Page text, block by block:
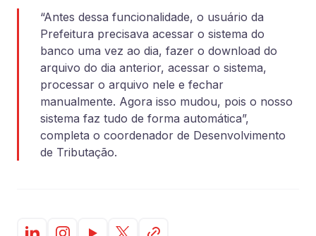
“Antes dessa funcionalidade, o usuário da
Prefeitura precisava acessar o sistema do
banco uma vez ao dia, fazer o download do
arquivo do dia anterior, acessar o sistema,
processar o arquivo nele e fechar
manualmente. Agora isso mudou, pois o nosso
sistema faz tudo de forma automática”,
completa o coordenador de Desenvolvimento
de Tributação.